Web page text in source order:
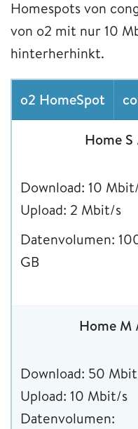
Homespots von
von o2 mit nur 10
hinterherhinkt.
o2 HomeSpot
Home
Download: 10
Upload: 2 Mbit/s
Datenvolumen:
GB
Home M
Download: 50
Upload: 10 Mbit/s
Datenvolumen: